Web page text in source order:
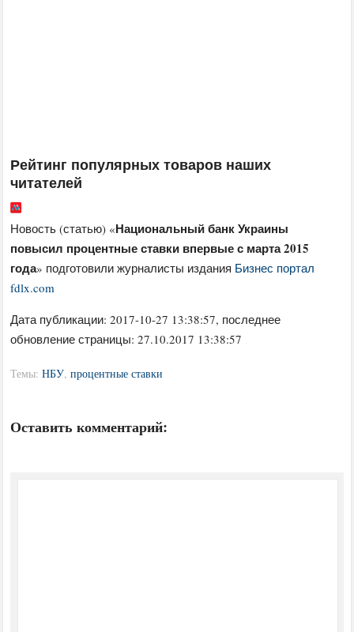
Рейтинг популярных товаров наших
читателей
Новость (статью) «Национальный банк Украины
повысил процентные ставки впервые с марта 2015
года» подготовили журналисты издания Бизнес портал
fdlx.com
Дата публикации:2017-10-27 13:38:57, последнее
обновление страницы: 27.10.2017 13:38:57
Темы:НБУ,процентные ставки
Оставить комментарий: